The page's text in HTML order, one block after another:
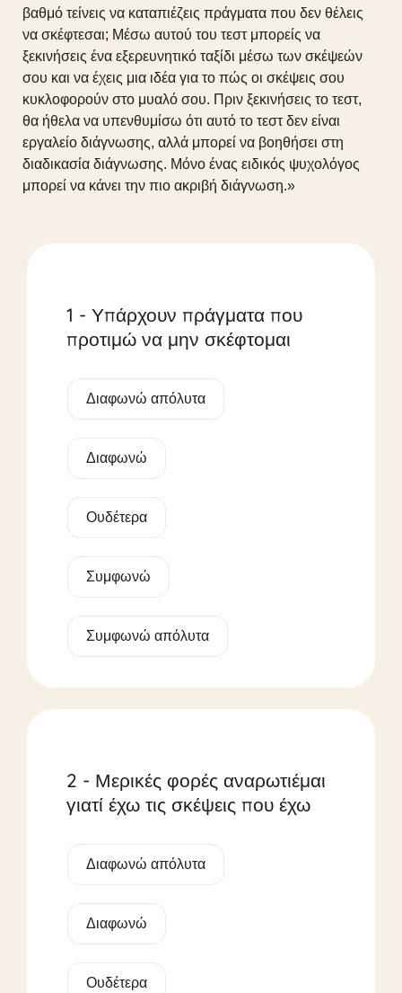
βαθμό τείνεις να καταπιέζεις πράγματα που δεν θέλεις
να σκέφτεσαι; Μέσω αυτού του τεστ μπορείς να
ξεκινήσεις ένα εξερευνητικό ταξίδι μέσω των σκέψεών
σου και να έχεις μια ιδέα για το πώς οι σκέψεις σου
κυκλοφορούν στο μυαλό σου. Πριν ξεκινήσεις το τεστ,
θα ήθελα να υπενθυμίσω ότι αυτό το τεστ δεν είναι
εργαλείο διάγνωσης, αλλά μπορεί να βοηθήσει στη
διαδικασία διάγνωσης. Μόνο ένας ειδικός ψυχολόγος
μπορεί να κάνει την πιο ακριβή διάγνωση.»
1 - Υπάρχουν πράγματα που
προτιμώ να μην σκέφτομαι
Διαφωνώ απόλυτα
Διαφωνώ
Ουδέτερα
Συμφωνώ
Συμφωνώ απόλυτα
2 - Μερικές φορές αναρωτιέμαι
γιατί έχω τις σκέψεις που έχω
Διαφωνώ απόλυτα
Διαφωνώ
Ουδέτερα